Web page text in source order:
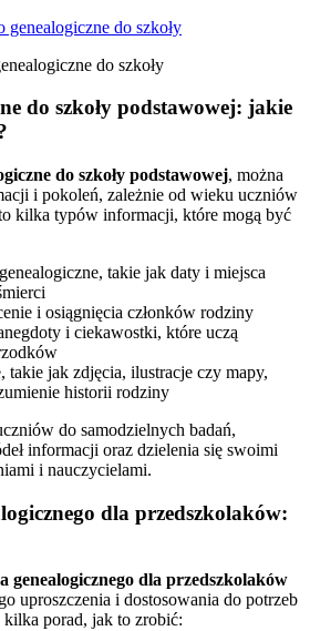
do szkoły
do szkoły podstawowej: jakie
do szkoły podstawowej, można
i pokoleń, zależnie od wieku uczniów
kilka typów informacji, które mogą być
takie jak daty i miejsca
i osiągnięcia członków rodziny
i ciekawostki, które uczą
takie jak zdjęcia, ilustracje czy mapy,
historii rodziny
do samodzielnych badań,
informacji oraz dzielenia się swoimi
i nauczycielami.
dla przedszkolaków:
genealogicznego dla przedszkolaków
uproszczenia i dostosowania do potrzeb
kilka porad, jak to zrobić: